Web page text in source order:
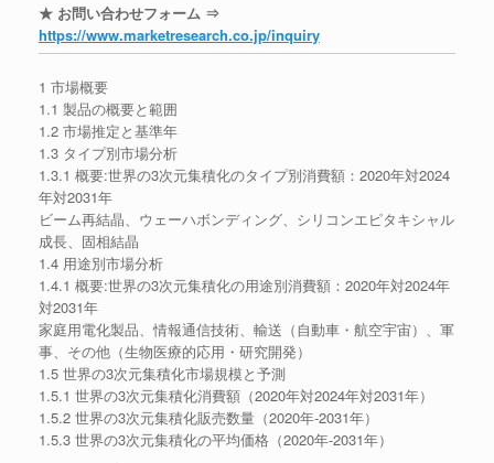
★ お問い合わせフォーム ⇒
https://www.marketresearch.co.jp/inquiry
1 市場概要
1.1 製品の概要と範囲
1.2 市場推定と基準年
1.3 タイプ別市場分析
1.3.1 概要:世界の3次元集積化のタイプ別消費額：2020年対2024
年対2031年
ビーム再結晶、ウェーハボンディング、シリコンエピタキシャル
成長、固相結晶
1.4 用途別市場分析
1.4.1 概要:世界の3次元集積化の用途別消費額：2020年対2024年
対2031年
家庭用電化製品、情報通信技術、輸送（自動車・航空宇宙）、軍
事、その他（生物医療的応用・研究開発）
1.5 世界の3次元集積化市場規模と予測
1.5.1 世界の3次元集積化消費額（2020年対2024年対2031年）
1.5.2 世界の3次元集積化販売数量（2020年-2031年）
1.5.3 世界の3次元集積化の平均価格（2020年-2031年）